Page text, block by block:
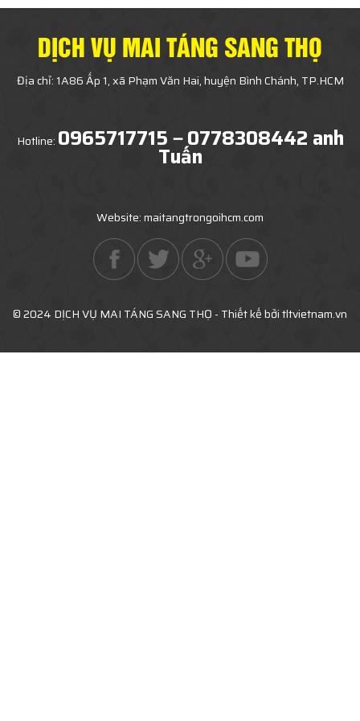
DỊCH VỤ MAI TÁNG SANG THỌ
Địa chỉ: 1A86 Ấp 1, xã Phạm Văn Hai, huyện Bình Chánh, TP.HCM
Hotline: 0965717715－0778308442 anh
Tuấn
Website: maitangtrongoihcm.com
© 2024 DỊCH VỤ MAI TÁNG SANG THỌ - Thiết kế bởi tltvietnam.vn